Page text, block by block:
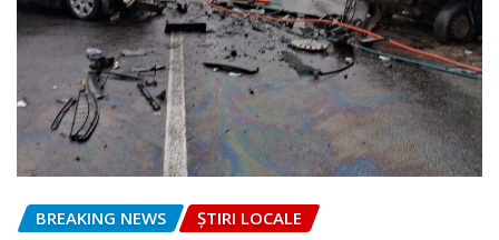
BREAKING NEWS ȘTIRI LOCALE